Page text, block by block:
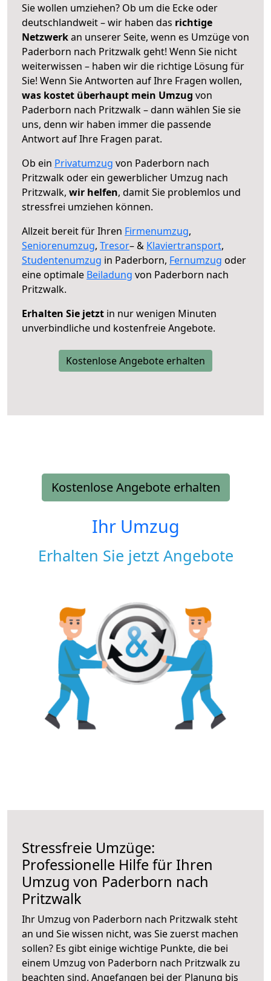
Sie wollen umziehen? Ob um die Ecke oder
deutschlandweit – wir haben das richtige
Netzwerkan unserer Seite, wenn es Umzüge von
Paderborn nach Pritzwalk geht! Wenn Sie nicht
weiterwissen – haben wir die richtige Lösung für
Sie! Wenn Sie Antworten auf Ihre Fragen wollen,
was kostet überhaupt mein Umzug von
Paderborn nach Pritzwalk – dann wählen Sie sie
uns, denn wir haben immer die passende
Antwort auf Ihre Fragen parat.
Ob ein Privatumzug von Paderborn nach
Pritzwalk oder ein gewerblicher Umzug nach
Pritzwalk, wir helfen, damit Sie problemlos und
stressfrei umziehen können.
Allzeit bereit für Ihren Firmenumzug,
Seniorenumzug, Tresor– & Klaviertransport,
Studentenumzug in Paderborn, Fernumzug oder
eine optimale Beiladung von Paderborn nach
Pritzwalk.
Erhalten Sie jetzt in nur wenigen Minuten
unverbindliche und kostenfreie Angebote.
Kostenlose Angebote erhalten
Kostenlose Angebote erhalten
Ihr Umzug
Erhalten Sie jetzt Angebote
Stressfreie Umzüge:
Professionelle Hilfe für Ihren
Umzug von Paderborn nach
Pritzwalk
Ihr Umzug von Paderborn nach Pritzwalk steht
an und Sie wissen nicht, was Sie zuerst machen
sollen? Es gibt einige wichtige Punkte, die bei
einem Umzug von Paderborn nach Pritzwalk zu
beachten sind. Angefangen bei der Planung bis